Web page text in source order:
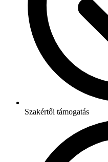
Szakértői támogatás